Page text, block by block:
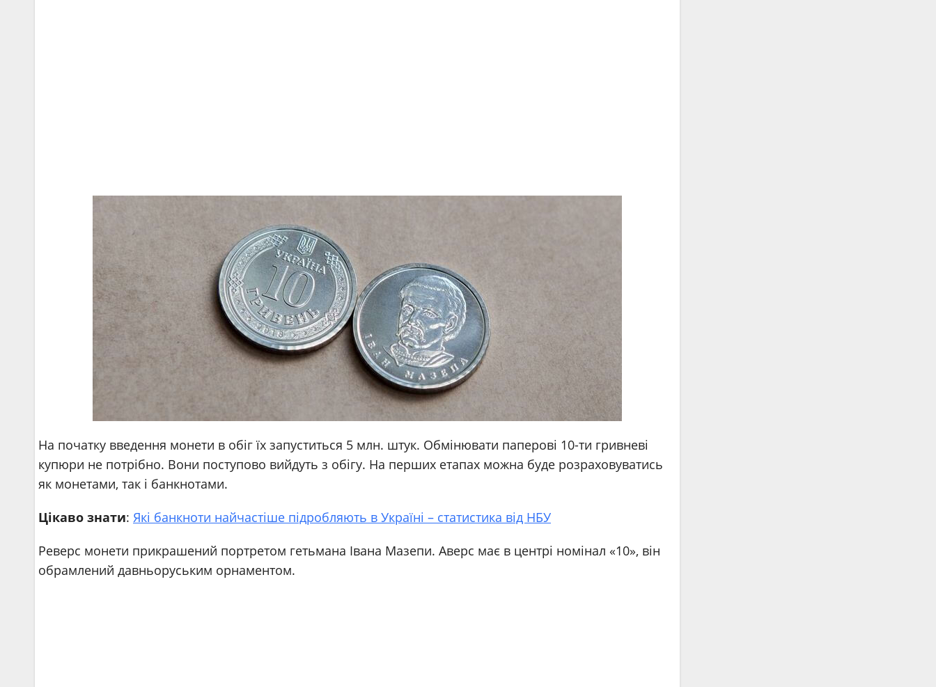
На початку введення монети в обіг їх запуститься 5 млн. штук. Обмінювати паперові 10-ти гривневі
купюри не потрібно. Вони поступово вийдуть з обігу. На перших етапах можна буде розраховуватись
як монетами, так і банкнотами.
Цікаво знати: Які банкноти найчастіше підробляють в Україні – статистика від НБУ
Реверс монети прикрашений портретом гетьмана Івана Мазепи. Аверс має в центрі номінал «10», він
обрамлений давньоруським орнаментом.